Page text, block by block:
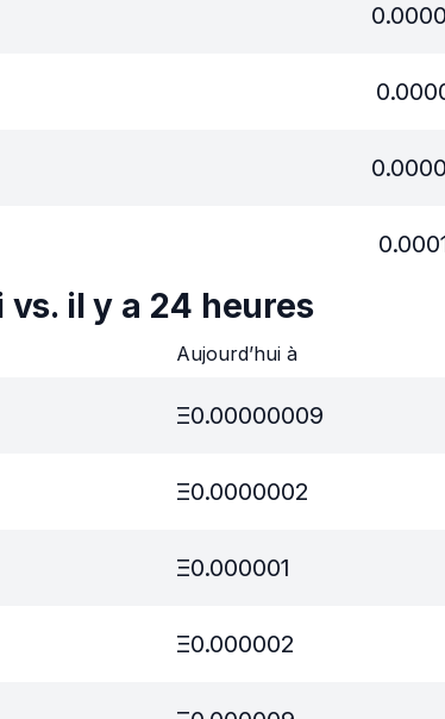
vs. il y a 24 heures
Aujourd’hui à
Ξ0.00000009
Ξ0.0000002
Ξ0.000001
Ξ0.000002